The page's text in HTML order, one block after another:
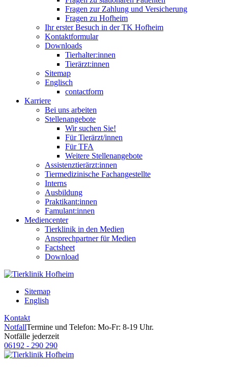
Fragen zur Zahlung und Versicherung
Fragen zu Hofheim
Ihr erster Besuch in der TK Hofheim
Kontaktformular
Downloads
Tierhalter:innen
Tierärzt:innen
Sitemap
Englisch
contactform
Karriere
Bei uns arbeiten
Stellenangebote
Wir suchen Sie!
Für Tierärzt/innen
Für TFA
Weitere Stellenangebote
Assistenztierärzt:innen
Tiermedizinische Fachangestellte
Interns
Ausbildung
Praktikant:innen
Famulant:innen
Mediencenter
Tierklinik in den Medien
Ansprechpartner für Medien
Factsheet
Download
Sitemap
English
Kontakt
NotfallTermine und Telefon: Mo-Fr: 8-19 Uhr.
Notfälle jederzeit
06192 - 290 290